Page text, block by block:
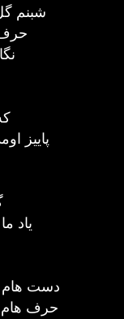
شبنم
حرف
پاییز
یاد
دست هام
حرف هام